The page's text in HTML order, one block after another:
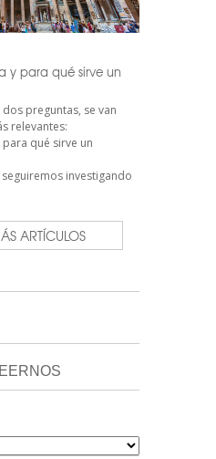
y para qué sirve un
preguntas, se van
relevantes:
qué sirve un
investigando
ARTÍCULOS